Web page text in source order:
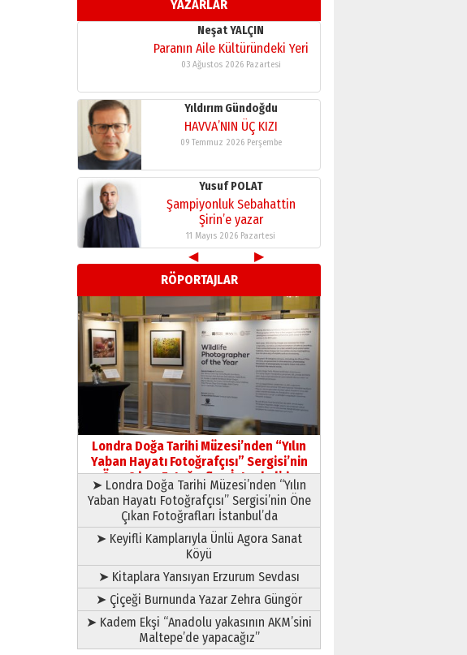
YAZARLAR
Neşat YALÇIN
Paranın Aile Kültüründeki Yeri
03 Ağustos 2026 Pazartesi
Yıldırım Gündoğdu
HAVVA’NIN ÜÇ KIZI
09 Temmuz 2026 Perşembe
Yusuf POLAT
Şampiyonluk Sebahattin
Şirin’e yazar
11 Mayıs 2026 Pazartesi
Neşat YALÇIN
Paranın Aile Kültüründeki Yeri
03 Ağustos 2026 Pazartesi
Yıldırım Gündoğdu
HAVVA’NIN ÜÇ KIZI
09 Temmuz 2026 Perşembe
Yusuf POLAT
Şampiyonluk Sebahattin
Şirin’e yazar
11 Mayıs 2026 Pazartesi
◀
▶
RÖPORTAJLAR
Londra Doğa Tarihi Müzesi’nden “Yılın
Yaban Hayatı Fotoğrafçısı” Sergisi’nin
Öne Çıkan Fotoğrafları İstanbul’da
➤ Londra Doğa Tarihi Müzesi’nden “Yılın
Yaban Hayatı Fotoğrafçısı” Sergisi’nin Öne
Çıkan Fotoğrafları İstanbul’da
➤ Keyifli Kamplarıyla Ünlü Agora Sanat
Köyü
➤ Kitaplara Yansıyan Erzurum Sevdası
➤ Çiçeği Burnunda Yazar Zehra Güngör
➤ Kadem Ekşi “Anadolu yakasının AKM’sini
Maltepe’de yapacağız”